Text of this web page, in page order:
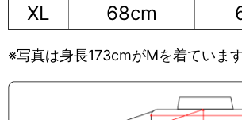
XL
68cm
※写真は身長173cmがMを着ています